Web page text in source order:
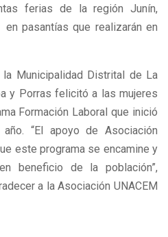
ferias de la región Junín,
pasantías que realizarán en
Municipalidad Distrital de La
y Porras felicitó a las mujeres
Formación Laboral que inició
“El apoyo de Asociación
este programa se encamine y
beneficio de la población”,
a la Asociación UNACEM